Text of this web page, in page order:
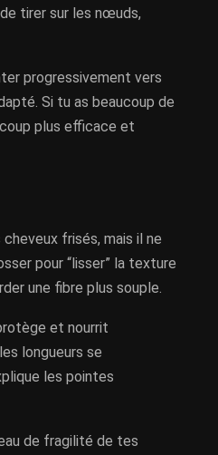
tirer sur les nœuds,
progressivement vers
Si tu as beaucoup de
plus efficace et
frisés, mais il ne
pour “lisser” la texture
une fibre plus souple.
et nourrit
longueurs se
les pointes
de fragilité de tes